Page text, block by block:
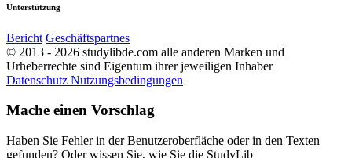
Unterstützung
Bericht Geschäftspartnes
© 2013 - 2026 studylibde.com alle anderen Marken und
Urheberrechte sind Eigentum ihrer jeweiligen Inhaber
Datenschutz Nutzungsbedingungen
Mache einen Vorschlag
Haben Sie Fehler in der Benutzeroberfläche oder in den Texten
gefunden? Oder wissen Sie, wie Sie die StudyLib